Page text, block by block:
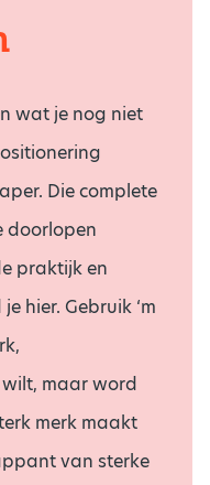
wat je nog niet
Die complete
doorlopen
praktijk en
hier. Gebruik ‘m
maar word
merk maakt
van sterke